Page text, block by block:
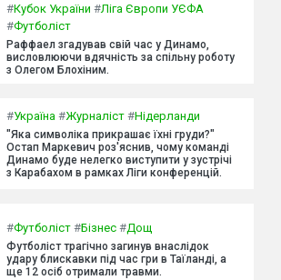
#Кубок України #Ліга Європи УЄФА
#Футболіст
Раффаел згадував свій час у Динамо,
висловлюючи вдячність за спільну роботу
з Олегом Блохіним.
#Україна #Журналіст #Нідерланди
"Яка символіка прикрашає їхні груди?"
Остап Маркевич роз'яснив, чому команді
Динамо буде нелегко виступити у зустрічі
з Карабахом в рамках Ліги конференцій.
#Футболіст #Бізнес #Дощ
Футболіст трагічно загинув внаслідок
удару блискавки під час гри в Таїланді, а
ще 12 осіб отримали травми.